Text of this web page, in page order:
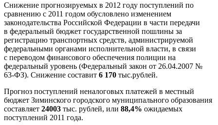
Снижение прогнозируемых в 2012 году поступлений по
сравнению с 2011 годом обусловлено изменением
законодательства Российской Федерации в части передачи
в федеральный бюджет государственной пошлины за
регистрацию транспортных средств, администрируемой
федеральными органами исполнительной власти, в связи
с переводом финансового обеспечения полиции на
федеральный уровень (Федеральный закон от 26.04.2007 №
63-ФЗ). Снижение составит 6 170 тыс.рублей.
Прогноз поступлений неналоговых платежей в местный
бюджет Зиминского городского муниципального образования
составляет 24003 тыс. рублей, или 88,4% ожидаемых
поступлений 2011 года.